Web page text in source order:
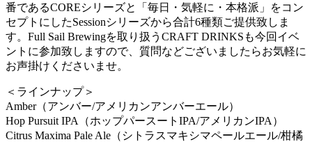
番であるCOREシリーズと「毎日・気軽に・本格派」をコン
セプトにしたSessionシリーズから合計6種類ご提供致しま
す。Full Sail Brewingを取り扱うCRAFT DRINKSも今回イベ
ントに参加致しますので、質問などございましたらお気軽に
お声掛けくださいませ。
＜ラインナップ＞
Amber（アンバー/アメリカンアンバーエール）
Hop Pursuit IPA（ホップパースートIPA/アメリカンIPA）
Citrus Maxima Pale Ale（シトラスマキシマペールエール/柑橘